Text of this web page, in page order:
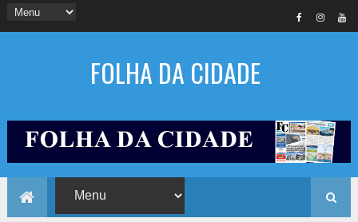
FOLHA DA CIDADE